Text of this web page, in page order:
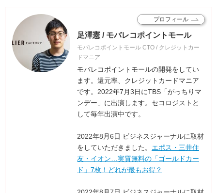
足澤憲 / モバレコポイントモール
モバレコポイントモール CTO / クレジットカー
ドマニア
モバレコポイントモールの開発をしてい
ます。還元率、クレジットカードマニア
です。2022年7月3日にTBS「がっちりマ
ンデー」に出演します。セコロジストと
して毎年出演中です。
2022年8月6日 ビジネスジャーナルに取材
をしていただきました。 エポス・三井住
友・イオン…実質無料の「ゴールドカー
ド」7枚！どれが最もお得？
プロフィール